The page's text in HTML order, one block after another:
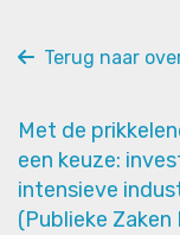
Terug naar
Met de
een keuze:
intensieve
(Publieke